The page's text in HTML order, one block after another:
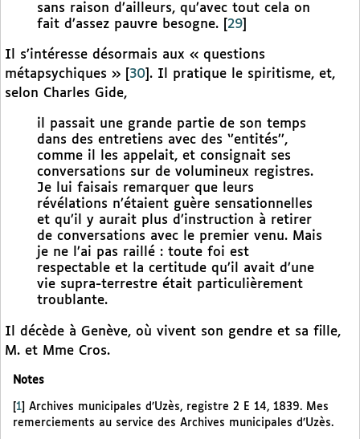
sans raison d’ailleurs, qu’avec tout cela on
fait d’assez pauvre besogne.
29
Il s’intéresse désormais aux « questions
métapsychiques »
30 . Il pratique le spiritisme, et,
selon Charles Gide,
il passait une grande partie de son temps
dans des entretiens avec des ‘’entités’’,
comme il les appelait, et consignait ses
conversations sur de volumineux registres.
Je lui faisais remarquer que leurs
révélations n’étaient guère sensationnelles
et qu’il y aurait plus d’instruction à retirer
de conversations avec le premier venu. Mais
je ne l’ai pas raillé : toute foi est
respectable et la certitude qu’il avait d’une
vie supra-terrestre était particulièrement
troublante.
Il décède à Genève, où vivent son gendre et sa fille,
M. et Mme Cros.
Notes
[1] Archives municipales d’Uzès, registre 2 E 14, 1839. Mes
remerciements au service des Archives municipales d’Uzès.